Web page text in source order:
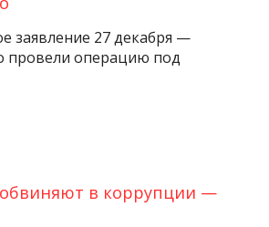
заявление 27 декабря —
провели операцию под
в коррупции —